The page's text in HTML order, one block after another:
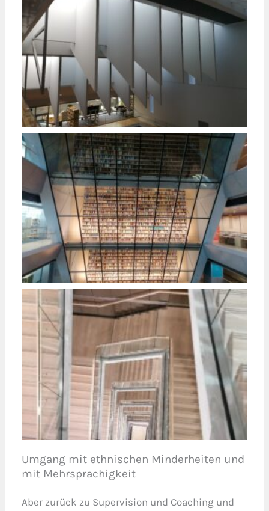
Umgang mit ethnischen Minderheiten und
mit Mehrsprachigkeit
Aber zurück zu Supervision und Coaching und